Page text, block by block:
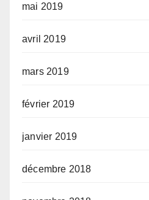
mai 2019
avril 2019
mars 2019
février 2019
janvier 2019
décembre 2018